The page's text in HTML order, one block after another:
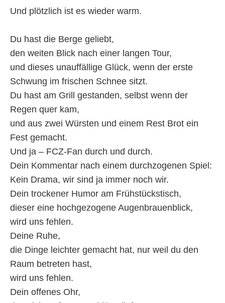
Und plötzlich ist es wieder warm.
Du hast die Berge geliebt,
den weiten Blick nach einer langen Tour,
und dieses unauffällige Glück, wenn der erste
Schwung im frischen Schnee sitzt.
Du hast am Grill gestanden, selbst wenn der
Regen quer kam,
und aus zwei Würsten und einem Rest Brot ein
Fest gemacht.
Und ja – FCZ-Fan durch und durch.
Dein Kommentar nach einem durchzogenen Spiel:
Kein Drama, wir sind ja immer noch wir.
Dein trockener Humor am Frühstückstisch,
dieser eine hochgezogene Augenbrauenblick,
wird uns fehlen.
Deine Ruhe,
die Dinge leichter gemacht hat, nur weil du den
Raum betreten hast,
wird uns fehlen.
Dein offenes Ohr,